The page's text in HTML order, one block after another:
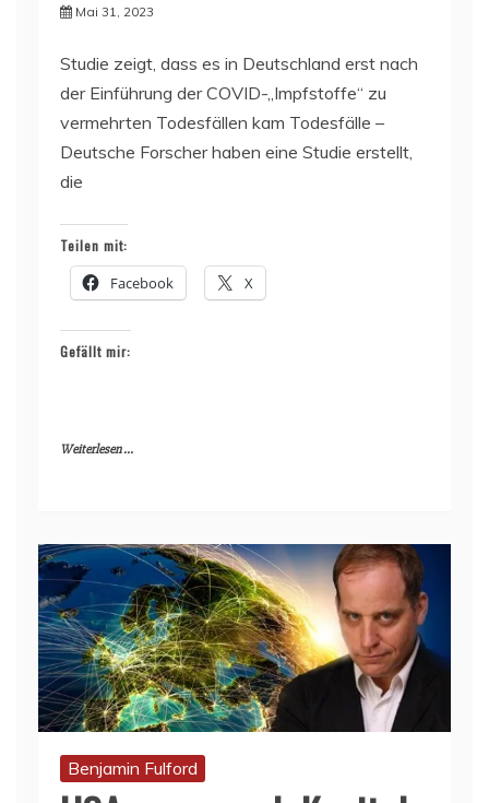
Mai 31, 2023
Studie zeigt, dass es in Deutschland erst nach
der Einführung der COVID-„Impfstoffe“ zu
vermehrten Todesfällen kam Todesfälle –
Deutsche Forscher haben eine Studie erstellt,
die
Teilen mit:
Facebook X
Gefällt mir:
Weiterlesen ...
Benjamin Fulford